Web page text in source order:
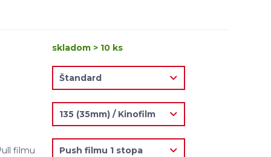
skladom > 10 ks
filmu